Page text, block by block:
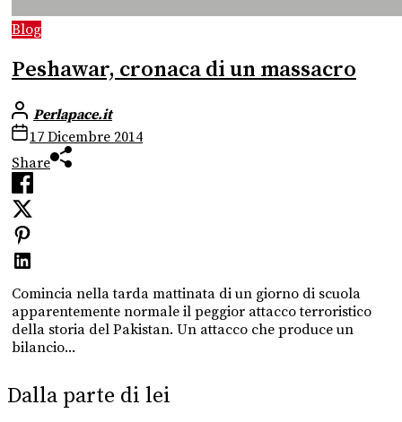
Blog
Peshawar, cronaca di un massacro
Perlapace.it
17 Dicembre 2014
Share
Comincia nella tarda mattinata di un giorno di scuola
apparentemente normale il peggior attacco terroristico
della storia del Pakistan. Un attacco che produce un
bilancio...
Dalla parte di lei